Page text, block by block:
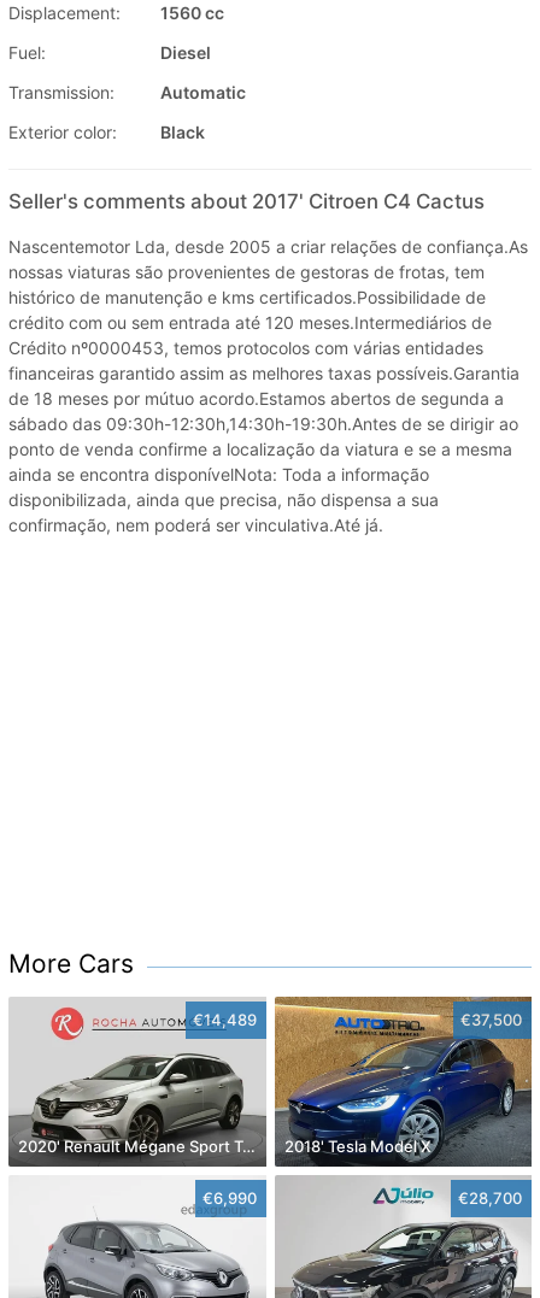
Displacement:
1560 cc
Fuel:
Diesel
Transmission:
Automatic
Exterior color:
Black
Seller's comments about 2017' Citroen C4 Cactus
Nascentemotor Lda, desde 2005 a criar relações de confiança.As
nossas viaturas são provenientes de gestoras de frotas, tem
histórico de manutenção e kms certificados.Possibilidade de
crédito com ou sem entrada até 120 meses.Intermediários de
Crédito nº0000453, temos protocolos com várias entidades
financeiras garantido assim as melhores taxas possíveis.Garantia
de 18 meses por mútuo acordo.Estamos abertos de segunda a
sábado das 09:30h-12:30h,14:30h-19:30h.Antes de se dirigir ao
ponto de venda confirme a localização da viatura e se a mesma
ainda se encontra disponívelNota: Toda a informação
disponibilizada, ainda que precisa, não dispensa a sua
confirmação, nem poderá ser vinculativa.Até já.
More Cars
€14,489
2020' Renault Mégane Sport Tourer
€37,500
2018' Tesla Model X
€6,990 €28,700